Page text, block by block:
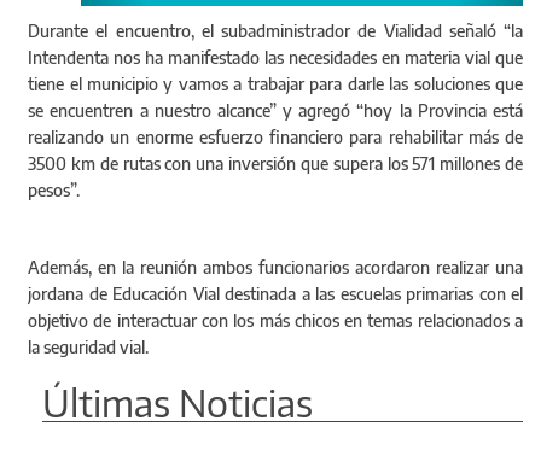
Durante el encuentro, el subadministrador de Vialidad señaló “la
Intendenta nos ha manifestado las necesidades en materia vial que
tiene el municipio y vamos a trabajar para darle las soluciones que
se encuentren a nuestro alcance” y agregó “hoy la Provincia está
realizando un enorme esfuerzo financiero para rehabilitar más de
3500 km de rutas con una inversión que supera los 571 millones de
pesos”.
Además, en la reunión ambos funcionarios acordaron realizar una
jordana de Educación Vial destinada a las escuelas primarias con el
objetivo de interactuar con los más chicos en temas relacionados a
la seguridad vial.
Últimas Noticias